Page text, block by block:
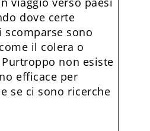
dove certe
sono
il colera o
non esiste
efficace per
se ci sono ricerche